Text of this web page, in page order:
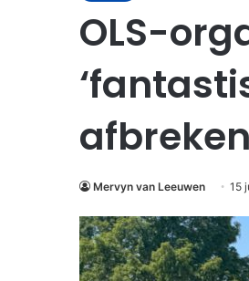
OLS-
Mervyn van Leeuwen 15